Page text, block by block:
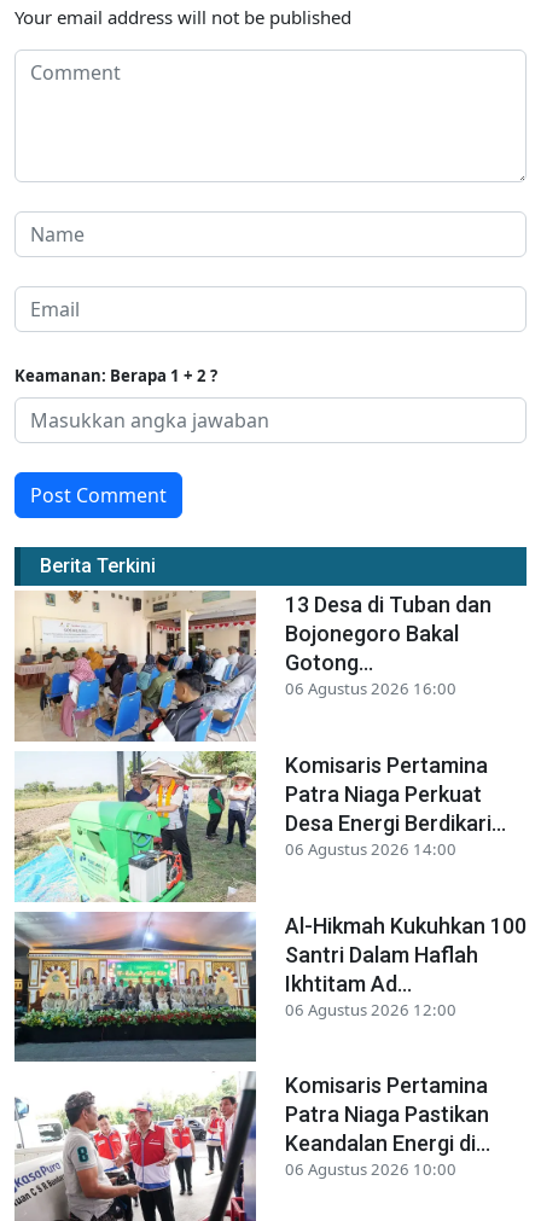
Your email address will not be published
Keamanan: Berapa 1 + 2 ?
Post Comment
Berita Terkini
13 Desa di Tuban dan
Bojonegoro Bakal
Gotong...
06 Agustus 2026 16:00
Komisaris Pertamina
Patra Niaga Perkuat
Desa Energi Berdikari...
06 Agustus 2026 14:00
Al-Hikmah Kukuhkan 100
Santri Dalam Haflah
Ikhtitam Ad...
06 Agustus 2026 12:00
Komisaris Pertamina
Patra Niaga Pastikan
Keandalan Energi di...
06 Agustus 2026 10:00